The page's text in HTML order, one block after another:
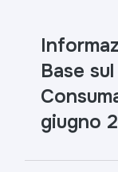
Base
giugno